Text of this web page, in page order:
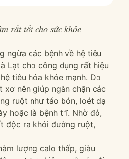
rất tốt cho sức khỏe
ngừa các bệnh về hệ tiêu
Lạt cho công dụng rất hiệu
tiêu hóa khỏe mạnh. Do
xơ nên giúp ngăn chặn các
ruột như táo bón, loét dạ
hoặc là bệnh trĩ. Nhờ đó,
độc ra khỏi đường ruột,
lượng calo thấp, giàu